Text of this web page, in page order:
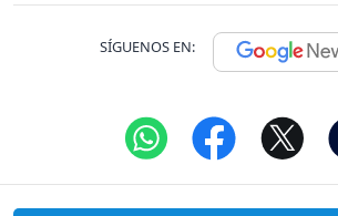
SÍGUENOS EN: